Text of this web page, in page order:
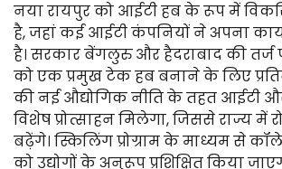
नया रायपुर को आईटी हब के रूप में
है, जहां कई आईटी कंपनियों ने अपना कार्य
है। सरकार बेंगलुरु और हैदराबाद की तर्ज
को एक प्रमुख टेक हब बनाने के लिए
की नई औद्योगिक नीति के तहत आईटी
विशेष प्रोत्साहन मिलेगा, जिससे राज्य में
बढ़ेंगे। स्किलिंग प्रोग्राम के माध्यम से
को उद्योगों के अनुरूप प्रशिक्षित किया